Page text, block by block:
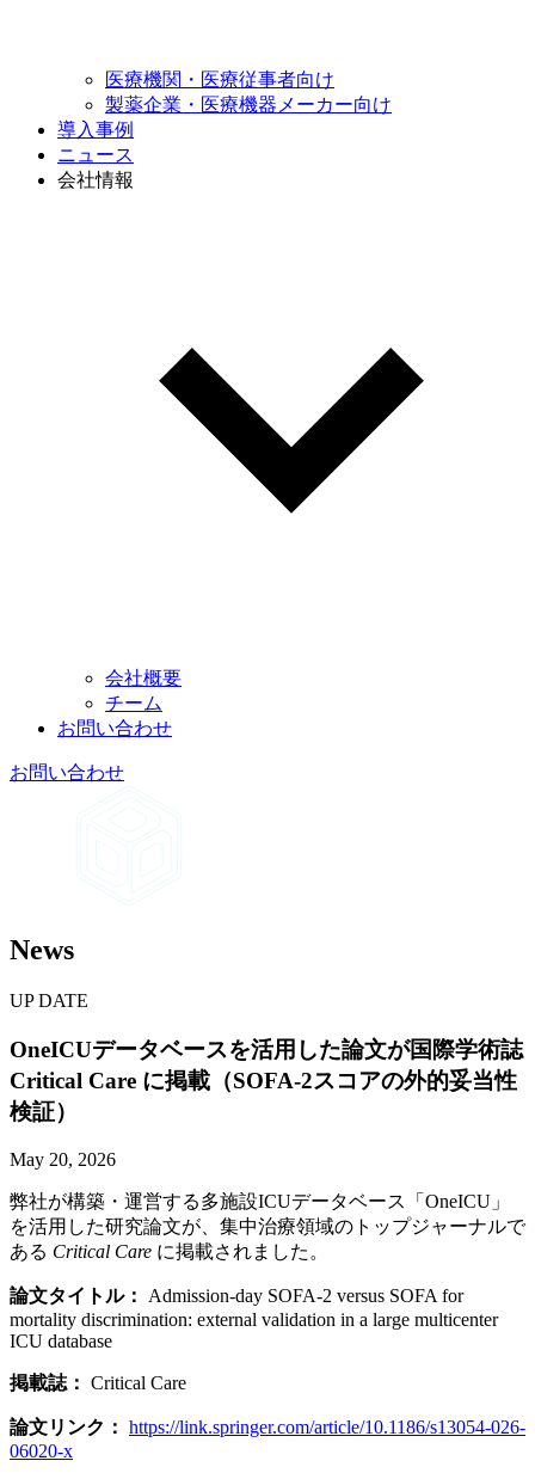
医療機関・ 医療従事者向け
製薬企業・医療機器 メーカー向け
導入事例
ニュース
会社情報
会社概要
チーム
お問い合わせ
お問い合わせ
News
UP DATE
OneICUデータベースを活用した論文が国際学術誌
Critical Care に掲載 （SOFA-2スコアの外的妥当性
検証）
May 20, 2026
弊社が構築・運営する多施設ICUデータベース「OneICU」
を活用した研究論文が、集中治療領域のトップジャーナルで
ある Critical Care に掲載されました。
論文タイトル：
Admission-day SOFA-2 versus SOFA for
mortality discrimination: external validation in a large multicenter
ICU database
掲載誌： Critical Care
論文リンク： https://link.springer.com/article/10.1186/s13054-026-
06020-x